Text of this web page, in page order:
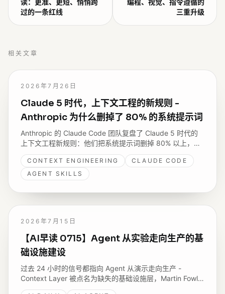
读：更准、更短、悄悄跨
过的一条红线
编程、视觉、指令遵循的
三重升级
相关文章
2026年7月26日
Claude 5 时代，上下文工程的新规则 -
Anthropic 为什么删掉了 80% 的系统提示词
Anthropic 的 Claude Code 团队复盘了 Claude 5 时代的
上下文工程新规则：他们把系统提示词删掉 80% 以上，编
码评测却没有可测的下降。这篇读完来分享六组“过去 → 现
在”的变化，以及我照着新规则改自己开源 Skills 的两处实
践。
CONTEXT ENGINEERING
CLAUDE CODE
AGENT SKILLS
2026年7月15日
【AI早读 0715】Agent 从实验走向生产的基
础设施建设
过去 24 小时的信号都指向 Agent 从演示走向生产 -
Context Layer 被点名为缺失的基础设施层，Martin Fowler
网站主张用 DSL 约束 LLM 输出，而 Codex 半年内用户从